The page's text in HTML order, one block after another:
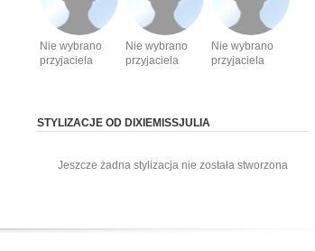
Nie wybrano
przyjaciela
Nie wybrano
przyjaciela
Nie wybrano
przyjaciela
STYLIZACJE OD DIXIEMISSJULIA
Jeszcze żadna stylizacja nie została stworzona